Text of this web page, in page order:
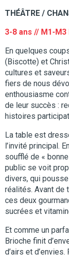
THÉÂTRE /
3-8 ans // M1-M3
En quelques
(Biscotte) et
cultures et
fiers de nous
enthousiasme
de leur succès :
histoires
La table est
l’invité principal.
soufflé de «
public se voit
divers, qui
réalités. Avant de
ces deux
sucrées et
Et comme un
Brioche finit
d’airs et